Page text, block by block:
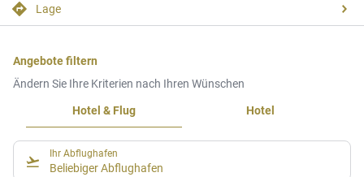
Lage
Angebote filtern
Ändern Sie Ihre Kriterien nach Ihren Wünschen
Hotel & Flug
Hotel
Ihr Abflughafen
Beliebiger Abflughafen